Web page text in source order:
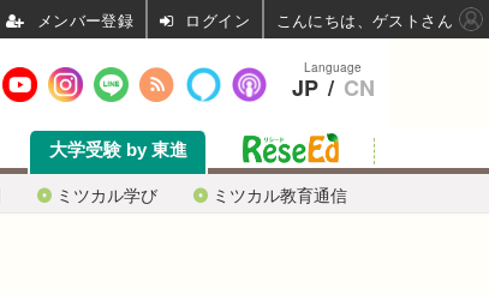
ミツカル学び ミツカル教育通信
大学受験 by 東進
Language
JP / CN
ログイン こんにちは、ゲストさん